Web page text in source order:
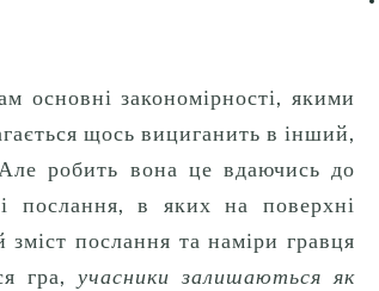
основні закономірності, якими
щось вициганить в інший,
робить вона це вдаючись до
послання, в яких на поверхні
послання та наміри гравця
гра, учасники залишаються як